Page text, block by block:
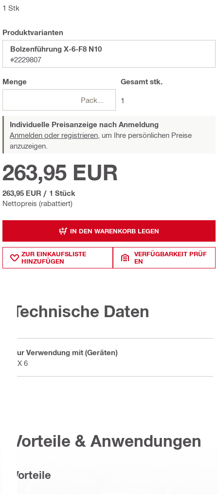
1 Stk
Produktvarianten
Bolzenführung X-6-F8 N10
#2229807
Menge
Packungen
Gesamtstk.
1
Individuelle Preisanzeige nach Anmeldung
Anmelden oder registrieren, um Ihre persönlichen Preise
anzuzeigen.
Nettopreis (rabattiert)
263,95 EUR
263,95 EUR / 1 Stück
IN DEN WARENKORB LEGEN
ZUR EINKAUFSLISTE
HINZUFÜGEN
VERFÜGBARKEIT PRÜF
EN
Technische Daten
Zur Verwendung mit (Geräten)
DX 6
Vorteile & Anwendungen
Vorteile